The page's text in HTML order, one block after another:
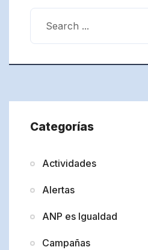
Categorías
Actividades
Alertas
ANP es Igualdad
Campañas